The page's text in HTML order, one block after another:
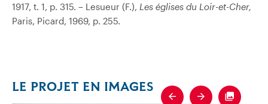
1917, t. 1, p. 315. – Lesueur (F.), Les églises du Loir-et-Cher,
Paris, Picard, 1969, p. 255.
LE PROJET EN IMAGES
Previous
Next